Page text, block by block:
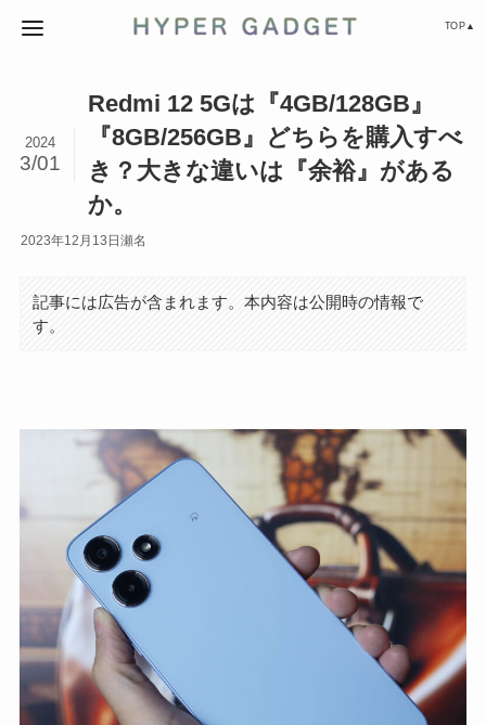
TOP▲
Redmi 12 5Gは『4GB/128GB』
『8GB/256GB』どちらを購入すべ
き？大きな違いは『余裕』がある
か。
2024
3/01
2023年12月13日 瀬名
記事には広告が含まれます。本内容は公開時の情報で
す。